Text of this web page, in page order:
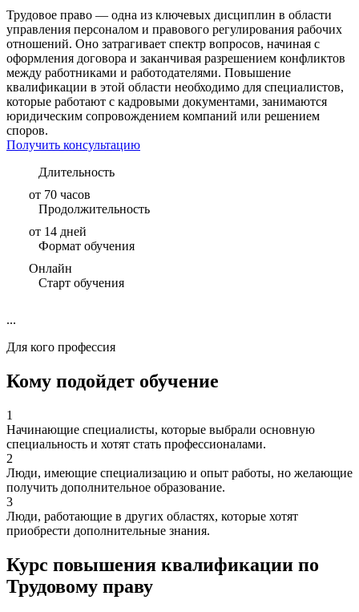
Трудовое право — одна из ключевых дисциплин в области
управления персоналом и правового регулирования рабочих
отношений. Оно затрагивает спектр вопросов, начиная с
оформления договора и заканчивая разрешением конфликтов
между работниками и работодателями. Повышение
квалификации в этой области необходимо для специалистов,
которые работают с кадровыми документами, занимаются
юридическим сопровождением компаний или решением
споров.
Получить консультацию
Длительность
от 70 часов
Продолжительность
от 14 дней
Формат обучения
Онлайн
Старт обучения
...
Для кого профессия
Кому подойдет обучение
1
Начинающие специалисты, которые выбрали основную
специальность и хотят стать профессионалами.
2
Люди, имеющие специализацию и опыт работы, но желающие
получить дополнительное образование.
3
Люди, работающие в других областях, которые хотят
приобрести дополнительные знания.
Курс повышения квалификации по
Трудовому праву